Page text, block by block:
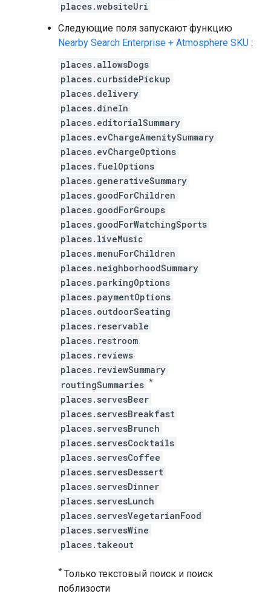
places.websiteUri
Следующие поля запускают функцию
Nearby Search Enterprise + Atmosphere SKU :
places.allowsDogs
places.curbsidePickup
places.delivery
places.dineIn
places.editorialSummary
places.evChargeAmenitySummary
places.evChargeOptions
places.fuelOptions
places.generativeSummary
places.goodForChildren
places.goodForGroups
places.goodForWatchingSports
places.liveMusic
places.menuForChildren
places.neighborhoodSummary
places.parkingOptions
places.paymentOptions
places.outdoorSeating
places.reservable
places.restroom
places.reviews
places.reviewSummary
routingSummaries *
places.servesBeer
places.servesBreakfast
places.servesBrunch
places.servesCocktails
places.servesCoffee
places.servesDessert
places.servesDinner
places.servesLunch
places.servesVegetarianFood
places.servesWine
places.takeout
* Только текстовый поиск и поиск
поблизости